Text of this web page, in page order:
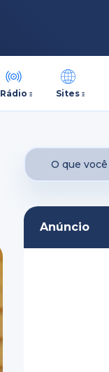
Rádio Sites
Anúncio